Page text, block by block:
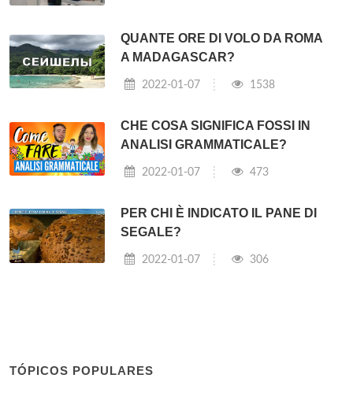
QUANTE ORE DI VOLO DA ROMA
A MADAGASCAR?
2022-01-07 1538
CHE COSA SIGNIFICA FOSSI IN
ANALISI GRAMMATICALE?
2022-01-07 473
PER CHI È INDICATO IL PANE DI
SEGALE?
2022-01-07 306
TÓPICOS POPULARES